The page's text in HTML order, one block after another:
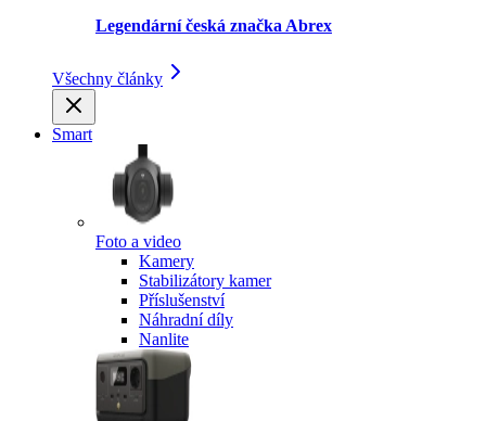
Legendární česká značka Abrex
Všechny články
Smart
Foto a video
Kamery
Stabilizátory kamer
Příslušenství
Náhradní díly
Nanlite